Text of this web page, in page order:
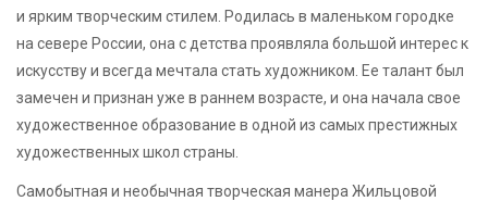
и ярким творческим стилем. Родилась в маленьком городке
на севере России, она с детства проявляла большой интерес к
искусству и всегда мечтала стать художником. Ее талант был
замечен и признан уже в раннем возрасте, и она начала свое
художественное образование в одной из самых престижных
художественных школ страны.
Самобытная и необычная творческая манера Жильцовой